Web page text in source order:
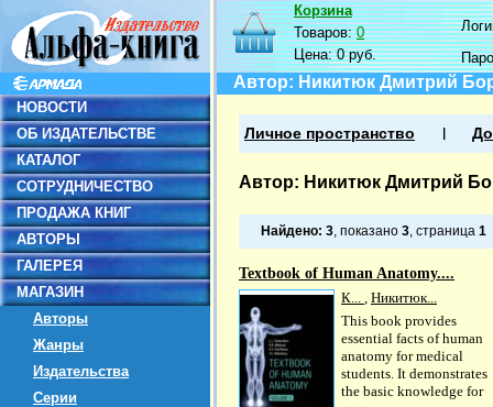
НОВОСТИ
ОБ ИЗДАТЕЛЬСТВЕ
КАТАЛОГ
СОТРУДНИЧЕСТВО
ПРОДАЖА КНИГ
АВТОРЫ
ГАЛЕРЕЯ
МАГАЗИН
Авторы
Жанры
Издательства
Серии
Корзина
Товаров:0
Цена:0 руб.
Автор: Никитюк Дмитрий
Личное пространство
Автор: Никитюк Дмитрий
Найдено: 3, показано 3, страница 1
Textbook of Human Anatomy....
К... , Никитюк...
This book provides
essential facts of human
anatomy for medical
students. It demonstrates
the basic knowledge for